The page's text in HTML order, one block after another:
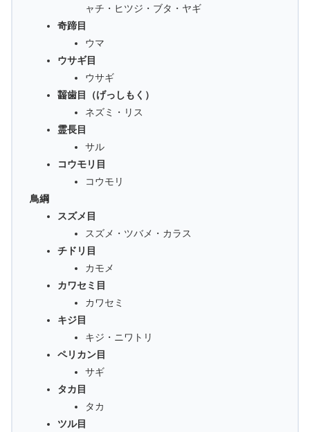
ャチ・ヒツジ・ブタ・ヤギ
奇蹄目
ウマ
ウサギ目
ウサギ
齧歯目（げっしもく）
ネズミ・リス
霊長目
サル
コウモリ目
コウモリ
鳥綱
スズメ目
スズメ・ツバメ・カラス
チドリ目
カモメ
カワセミ目
カワセミ
キジ目
キジ・ニワトリ
ペリカン目
サギ
タカ目
タカ
ツル目